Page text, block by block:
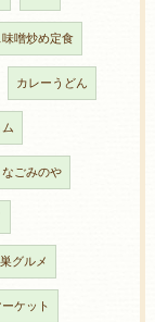
噌炒め定食
カレーうどん
なごみのや
グルメ
ケット